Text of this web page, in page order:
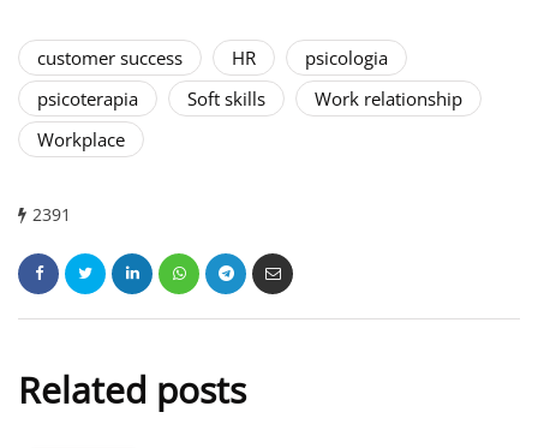
customer success HR
psicologia
psicoterapia
Soft skills
Work relationship
Workplace
2391
Related posts